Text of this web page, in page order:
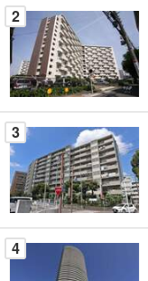
件
を
マ
イ
ペ
ー
ジ
に
保
存
す
る
2
3
4